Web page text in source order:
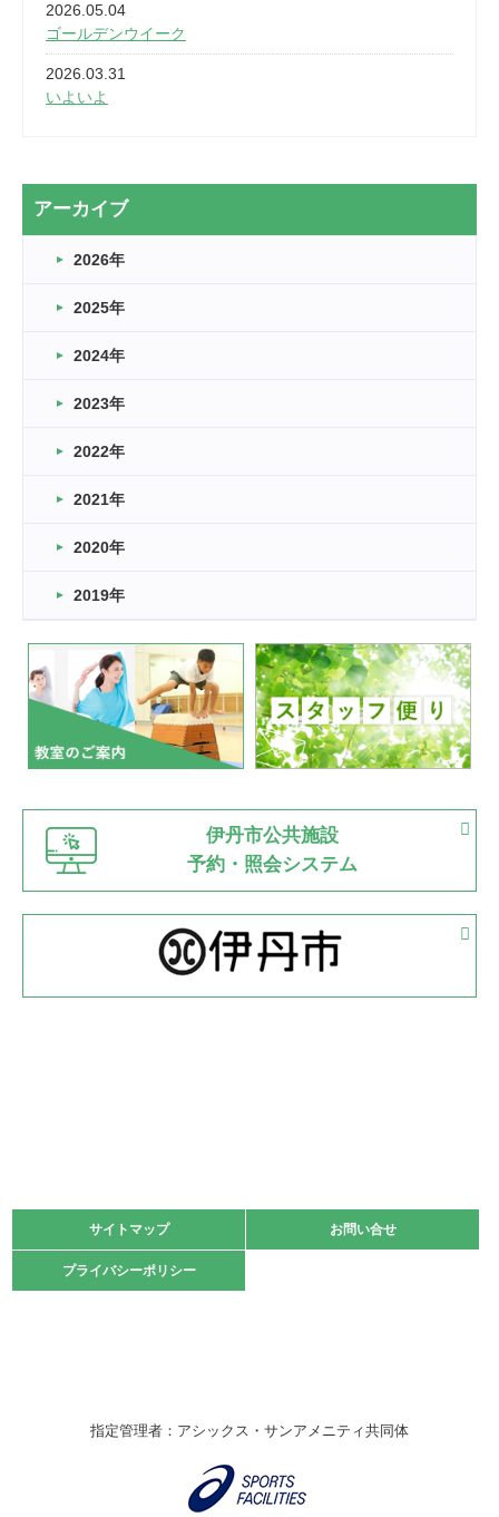
2026.05.04
ゴールデンウイーク
2026.03.31
いよいよ
2026.03.20
なぎなた
2026.03.16
車いすバスケとRくんのお話
卒業・卒園の季節★
2026.03.11
緑ケ丘体育館
2022.11.03
緑ケ丘体育館
いたっぼーる大会☆彡
緑ケ丘体育館
2022.07.03
市内総合体育大会が開始
緑ケ丘体育館 猪名川運動広場
古池運動広場
2022.06.12
県知事杯争奪バレーボール大会が開催
緑ケ丘体育館
2022.05.05
体育協会長杯 バドミントン競技の部
2022.05.22
緑ケ丘体育館
2021.10.23
卓球選手権大会ラージボールの部開催☆
伊丹市総合体育大会 バレーボール大会が開催されました
アーカイブ
2026年
2025年
2024年
2023年
2022年
2021年
2020年
2019年
伊丹市公共施設
予約・照会システム
サイトマップ お問い合せ
プライバシーポリシー
サイトマップ お問い合せ
プライバシーポリシー
指定管理者：アシックス・サンアメニティ共同体